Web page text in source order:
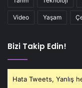
Video Yaşam
Bizi Takip Edin!
Hata Tweets, Yanlış